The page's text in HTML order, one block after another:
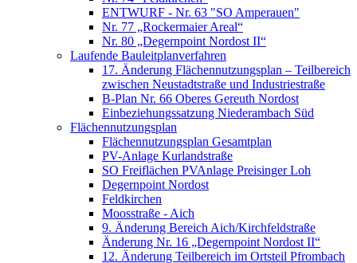
ENTWURF - Nr. 63 "SO Amperauen"
Nr. 77 „Rockermaier Areal“
Nr. 80 „Degernpoint Nordost II“
Laufende Bauleitplanverfahren
17. Änderung Flächennutzungsplan – Teilbereich
zwischen Neustadtstraße und Industriestraße
B-Plan Nr. 66 Oberes Gereuth Nordost
Einbeziehungssatzung Niederambach Süd
Flächennutzungsplan
Flächennutzungsplan Gesamtplan
PV-Anlage Kurlandstraße
SO Freiflächen PV­Anlage Preisinger Loh
Degernpoint Nordost
Feldkirchen
Moosstraße - Aich
9. Änderung Bereich Aich/Kirchfeldstraße
Änderung Nr. 16 „Degernpoint Nordost II“
12. Änderung Teilbereich im Ortsteil Pfrombach